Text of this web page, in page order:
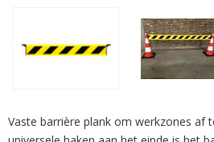
Vaste barrière plank om werkzones af